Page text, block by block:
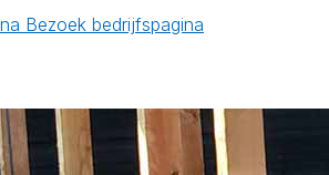
Bezoek bedrijfspagina